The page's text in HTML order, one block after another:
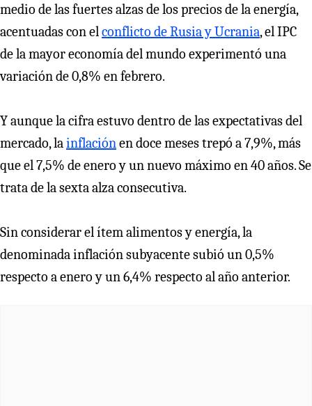
medio de las fuertes alzas de los precios de la energía,
acentuadas con elconflicto de Rusia y Ucrania, el IPC
de la mayor economía del mundo experimentó una
variación de 0,8% en febrero.
Y aunque la cifra estuvo dentro de las expectativas del
mercado, lainflaciónen doce meses trepó a 7,9%, más
que el 7,5% de enero y un nuevo máximo en 40 años. Se
trata de la sexta alza consecutiva.
Sin considerar el ítem alimentos y energía, la
denominada inflación subyacente subió un 0,5%
respecto a enero y un 6,4% respecto al año anterior.